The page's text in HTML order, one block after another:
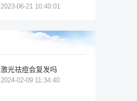
2023-06-21 10:40:01
激光祛痘会复发吗
2024-02-09 11:34:40